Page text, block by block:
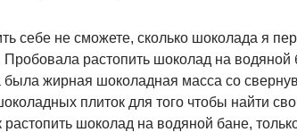
себе не сможете, сколько шоколада я
Пробовала растопить шоколад на
была жирная шоколадная масса со
плиток для того чтобы найти
растопить шоколад на водяной бане,